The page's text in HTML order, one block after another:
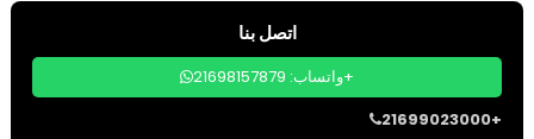
اتصل بنا
واتساب: 21698157879+
21699023000+